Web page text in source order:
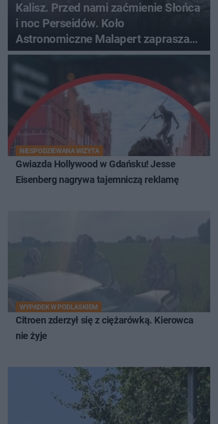
Kalisz. Przed nami zaćmienie Słońca
i noc Perseidów. Koło
Astronomiczne Malapert zaprasza
na wspólne obserwacje
NIESPODZIEWANA WIZYTA
Gwiazda Hollywood w Gdańsku! Jesse
Eisenberg nagrywa tajemniczą reklamę
WYPADEK W PODLASKIEM
Citroen zderzył się z ciężarówką. Kierowca
nie żyje